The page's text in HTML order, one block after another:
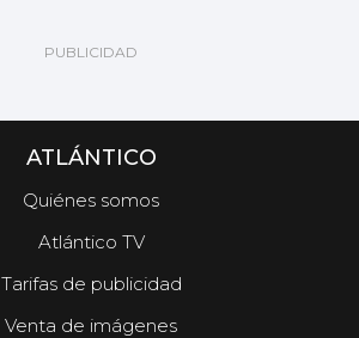
ATLÁNTICO
Quiénes somos
Atlántico TV
Tarifas de publicidad
Venta de imágenes